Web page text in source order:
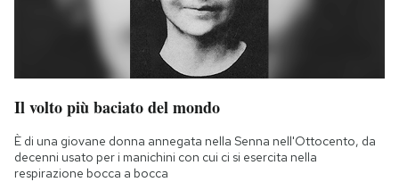
Il volto più baciato del mondo
È di una giovane donna annegata nella Senna nell'Ottocento, da
decenni usato per i manichini con cui ci si esercita nella
respirazione bocca a bocca